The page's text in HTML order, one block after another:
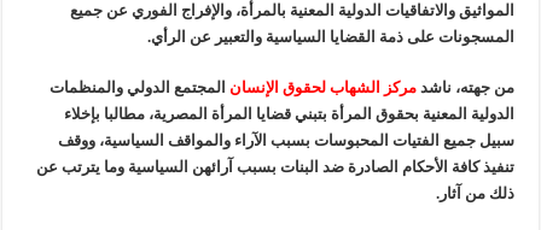
المواثيق والاتفاقيات الدولية المعنية بالمرأة، والإفراج الفوري عن جميع
المسجونات على ذمة القضايا السياسية والتعبير عن الرأي.
من جهته، ناشدمركز الشهاب لحقوق الإنسان المجتمع الدولي والمنظمات
الدولية المعنية بحقوق المرأة بتبني قضايا المرأة المصرية، مطالبا بإخلاء
سبيل جميع الفتيات المحبوسات بسبب الآراء والمواقف السياسية، ووقف
تنفيذ كافة الأحكام الصادرة ضد البنات بسبب آرائهن السياسية وما يترتب عن
ذلك من آثار.